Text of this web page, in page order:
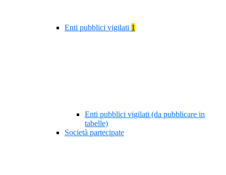
Enti pubblici vigilati 1
Enti pubblici vigilati (da pubblicare in
tabelle)
Società partecipate